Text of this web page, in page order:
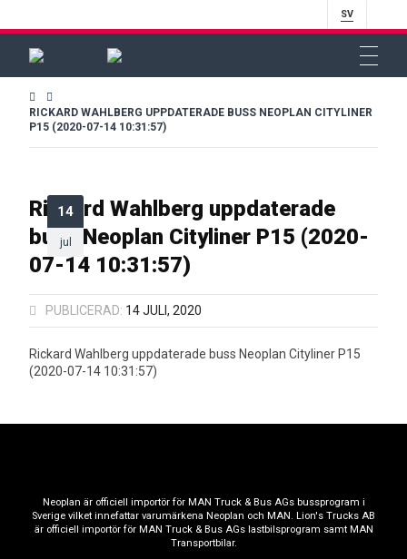
SV
RICKARD WAHLBERG UPPDATERADE BUSS NEOPLAN CITYLINER
P15 (2020-07-14 10:31:57)
14
jul
Rickard Wahlberg uppdaterade
buss Neoplan Cityliner P15 (2020-
07-14 10:31:57)
PUBLICERAD: 14 JULI, 2020
Rickard Wahlberg uppdaterade buss Neoplan Cityliner P15
(2020-07-14 10:31:57)
Neoplan är officiell importör för MAN Truck & Bus AGs bussprogram i
Sverige vilket innefattar varumärkena Neoplan och MAN. Lion's Trucks AB
är officiell importör för MAN Truck & Bus AGs lastbilsprogram samt MAN
Transportbilar.